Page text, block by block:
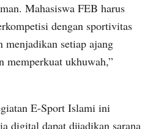
Mahasiswa FEB harus
dengan sportivitas
menjadikan setiap ajang
memperkuat ukhuwah,”
E-Sport Islami ini
digital dapat dijadikan sarana